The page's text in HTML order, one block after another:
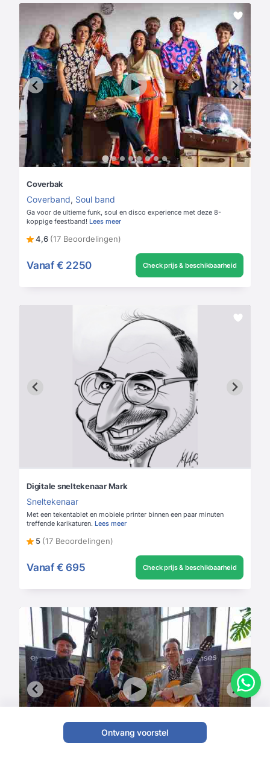
Coverbak
Coverband, Soul band
Ga voor de ultieme funk, soul en disco experience met deze 8-
koppige feestband! Lees meer
4,6 (17 Beoordelingen)
Vanaf € 2250 Check prijs & beschikbaarheid
Digitale sneltekenaar Mark
Sneltekenaar
Met een tekentablet en mobiele printer binnen een paar minuten
treffende karikaturen. Lees meer
5 (17 Beoordelingen)
Vanaf € 695 Check prijs & beschikbaarheid
Ontvang voorstel